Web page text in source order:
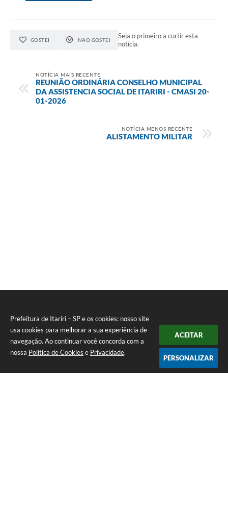
Prefeitura de Itariri – SP e os cookies: nosso site
usa cookies para melhorar a sua experiência de
navegação. Ao continuar você concorda com a
nossa Política de Cookies e Privacidade.
ACEITAR
PERSONALIZAR
GOSTEI NÃO GOSTEI
Seja o primeiro a curtir esta
notícia.
NOTÍCIA MAIS RECENTE
REUNIÃO ORDINÁRIA CONSELHO MUNICIPAL
DA ASSISTENCIA SOCIAL DE ITARIRI - CMASI 20-
01-2026
NOTÍCIA MENOS RECENTE
ALISTAMENTO MILITAR